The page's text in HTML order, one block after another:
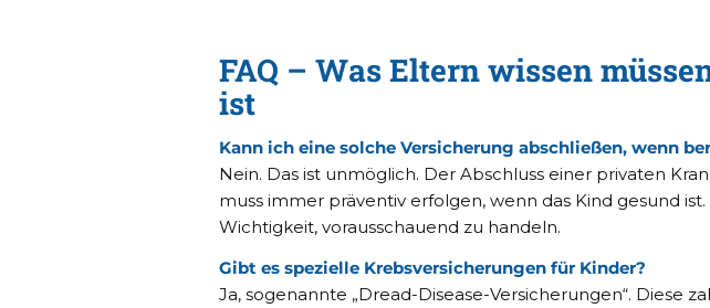
FAQ – Was Eltern wissen
ist
Kann ich eine solche Versicherung abschließen, wenn
Nein. Das ist unmöglich. Der Abschluss einer privaten
muss immer präventiv erfolgen, wenn das Kind gesund
Wichtigkeit, vorausschauend zu handeln.
Gibt es spezielle Krebsversicherungen für Kinder?
Ja, sogenannte „Dread-Disease-Versicherungen“. Diese